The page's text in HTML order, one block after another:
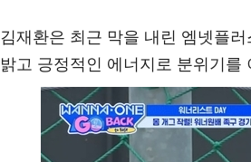
김재환은 최근 막을 내린 엠넷플
밝고 긍정적인 에너지로 분위기